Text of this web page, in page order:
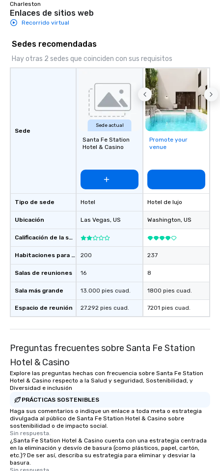
Charleston
Enlaces de sitios web
Recorrido virtual
Sedes recomendadas
Hay otras 2 sedes que coinciden con sus requisitos
Sede
Tipo de sede
Ubicación
Calificación de la sede
Habitaciones para huéspedes
Salas de reuniones
Sala más grande
Espacio de reunión
Sede actual
Santa Fe Station
Hotel & Casino
Hotel
Las Vegas, US
200
16
13.000 pies cuad.
27.292 pies cuad.
Promote your
venue
Hotel de lujo
Washington, US
237
8
1800 pies cuad.
7201 pies cuad.
Preguntas frecuentes sobre Santa Fe Station
Hotel & Casino
Explore las preguntas hechas con frecuencia sobre Santa Fe Station
Hotel & Casino respecto a la Salud y seguridad, Sostenibilidad, y
Diversidad e inclusión
PRÁCTICAS SOSTENIBLES
Haga sus comentarios o indique un enlace a toda meta o estrategia
divulgada al público de Santa Fe Station Hotel & Casino sobre
sostenibilidad o de impacto social.
Sin respuesta.
¿Santa Fe Station Hotel & Casino cuenta con una estrategia centrada
en la eliminación y desvío de basura (como plásticos, papel, cartón,
etc.)? De ser así, describa su estrategia para eliminar y desviar la
basura.